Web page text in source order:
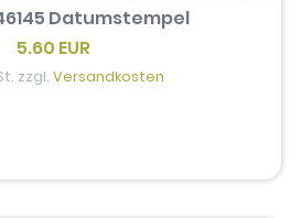
Datumstempel
5.60 EUR
zzgl.Versandkosten